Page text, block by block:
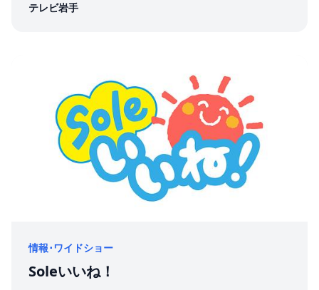
テレビ岩手
情報･ワイドショー
Soleいいね！